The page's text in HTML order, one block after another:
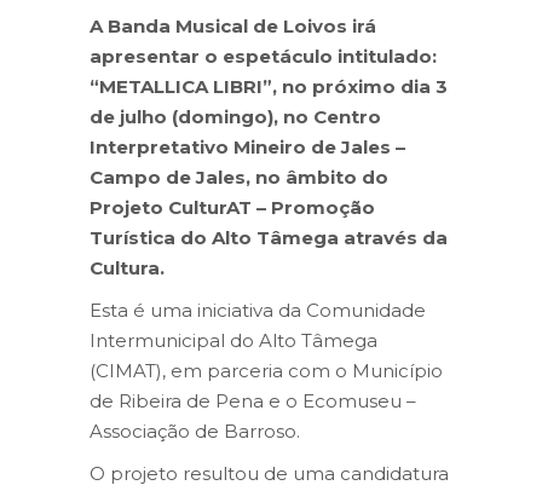
A Banda Musical de Loivos irá
apresentar o espetáculo intitulado:
“METALLICA LIBRI”, no próximo dia 3
de julho (domingo), no Centro
Interpretativo Mineiro de Jales –
Campo de Jales, no âmbito do
Projeto CulturAT – Promoção
Turística do Alto Tâmega através da
Cultura.
Esta é uma iniciativa da Comunidade
Intermunicipal do Alto Tâmega
(CIMAT), em parceria com o Município
de Ribeira de Pena e o Ecomuseu –
Associação de Barroso.
O projeto resultou de uma candidatura